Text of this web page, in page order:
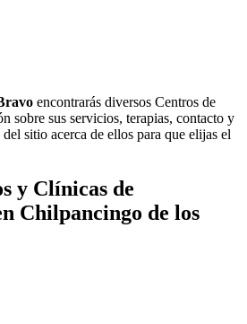
encontrarás diversos Centros de
sobre sus servicios, terapias, contacto y
sitio acerca de ellos para que elijas el
y Clínicas de
Chilpancingo de los